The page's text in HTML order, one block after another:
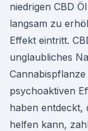
niedrigen CBD
langsam zu
Effekt eintritt.
unglaubliches
psychoaktiven
haben entdeckt,
helfen kann,